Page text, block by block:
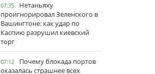
07:35
Нетаньяху
проигнорировал Зеленского в
Вашингтоне: как удар по
Каспию разрушил киевский
торг
07:12
Почему блокада портов
оказалась страшнее всех